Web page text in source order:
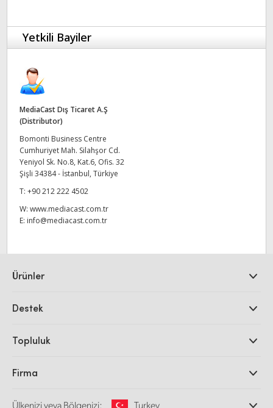
Japan
Malaysia
Netherlands
New Zealand
Norway
Poland
Sweden
Yetkili Bayiler
MediaCast Dış Ticaret A.Ş
(Distributor)
Bomonti Business Centre
Cumhuriyet Mah. Silahşor Cd.
Yeniyol Sk. No.8, Kat.6, Ofis. 32
Şişli 34384 - İstanbul, Türkiye
T: +90 212 222 4502
W: www.mediacast.com.tr
E: info@mediacast.com.tr
Ürünler
DaVinci Resolve ve Fusion Yazılımı
Ultimatte
Kayıt ve Oynatım
Video Format Çevirici
Destek
Destek Merkezi
Topluluk
Firma
Ülkenizi veya Bölgenizi: Turkey